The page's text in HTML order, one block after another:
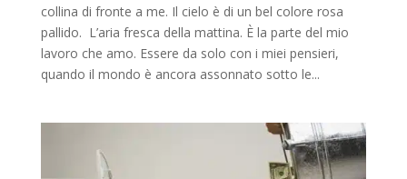
collina di fronte a me. Il cielo è di un bel colore rosa
pallido. L’aria fresca della mattina. È la parte del mio
lavoro che amo. Essere da solo con i miei pensieri,
quando il mondo è ancora assonnato sotto le...